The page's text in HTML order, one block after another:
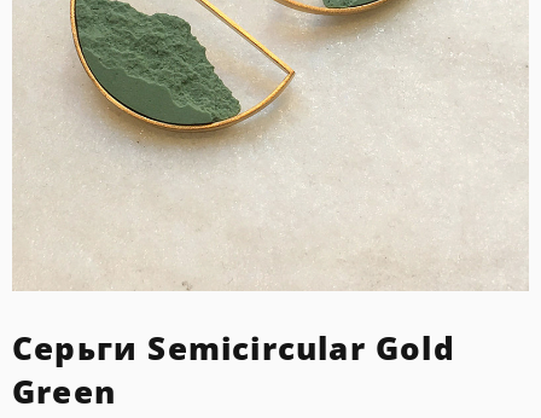
Серьги Semicircular Gold
Green